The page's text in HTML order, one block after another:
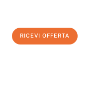
RICEVI OFFERTA